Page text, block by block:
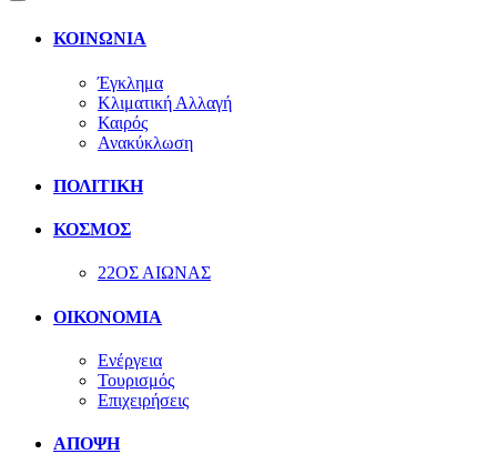
ΚΟΙΝΩΝΙΑ
Έγκλημα
Κλιματική Αλλαγή
Καιρός
Ανακύκλωση
ΠΟΛΙΤΙΚΗ
ΚΟΣΜΟΣ
22ΟΣ ΑΙΩΝΑΣ
ΟΙΚΟΝΟΜΙΑ
Ενέργεια
Τουρισμός
Επιχειρήσεις
ΑΠΟΨΗ